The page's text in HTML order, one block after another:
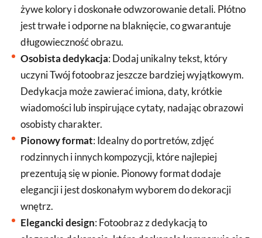
żywe kolory i doskonałe odwzorowanie detali. Płótno
jest trwałe i odporne na blaknięcie, co gwarantuje
długowieczność obrazu.
Osobista dedykacja: Dodaj unikalny tekst, który
uczyni Twój fotoobraz jeszcze bardziej wyjątkowym.
Dedykacja może zawierać imiona, daty, krótkie
wiadomości lub inspirujące cytaty, nadając obrazowi
osobisty charakter.
Pionowy format: Idealny do portretów, zdjęć
rodzinnych i innych kompozycji, które najlepiej
prezentują się w pionie. Pionowy format dodaje
elegancji i jest doskonałym wyborem do dekoracji
wnętrz.
Elegancki design: Fotoobraz z dedykacją to